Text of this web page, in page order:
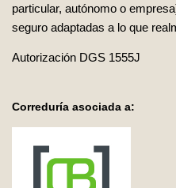
particular, autónomo o
seguro adaptadas a lo que
Autorización DGS 1555J
Correduría asociada a: